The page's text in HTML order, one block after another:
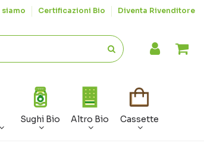
siamo Certificazioni Bio Diventa Rivenditore
Sughi Bio Altro Bio Cassette